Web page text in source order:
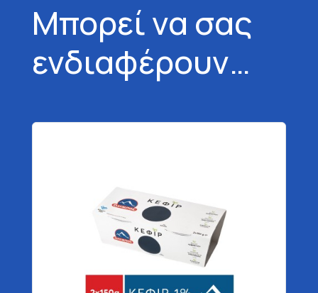
Μπορεί να σας
ενδιαφέρουν…